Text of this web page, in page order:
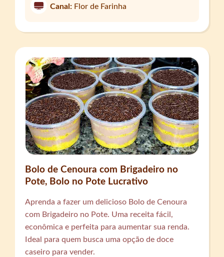
Canal: Flor de Farinha
Bolo de Cenoura com Brigadeiro no
Pote, Bolo no Pote Lucrativo
Aprenda a fazer um delicioso Bolo de Cenoura
com Brigadeiro no Pote. Uma receita fácil,
econômica e perfeita para aumentar sua renda.
Ideal para quem busca uma opção de doce
caseiro para vender.